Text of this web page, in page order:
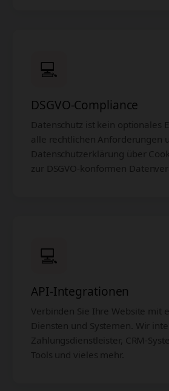
💻
DSGVO-Compliance
Datenschutz ist kein optionales
alle rechtlichen Anforderungen
Datenschutzerklärung über
zur DSGVO-konformen
💻
API-Integrationen
Verbinden Sie Ihre Website mit
Diensten und Systemen. Wir
Zahlungsdienstleister, CRM-
Tools und vieles mehr.